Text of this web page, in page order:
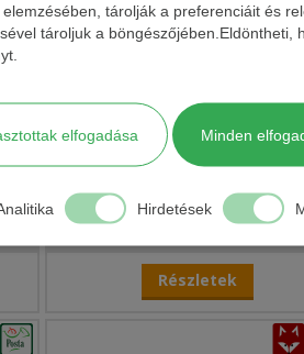
tárolják a preferenciáit és
tároljuk a böngészőjében.Eldöntheti,
elfogadása Minden
Hirdetések
KAMASAKI SÖRÉTÓLOM
Részletek